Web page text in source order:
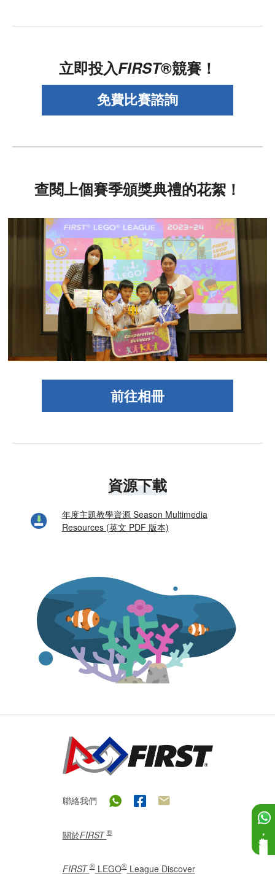
立即投入FIRST®競賽！
查閱上個賽季頒獎典禮的花絮！
前往相冊
資源下載
年度主題教學資源 Season Multimedia
Resources (英文 PDF 版本)
聯絡我們
關於FIRST ®
FIRST ®LEGO®League Discover
如有查詢，歡迎向我們提問！